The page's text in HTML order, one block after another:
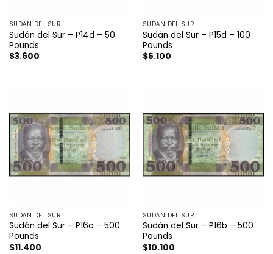
SUDÁN DEL SUR
Sudán del Sur – P14d – 50
Pounds
$3.600
SUDÁN DEL SUR
Sudán del Sur – P15d – 100
Pounds
$5.100
SUDÁN DEL SUR
Sudán del Sur – P16a – 500
Pounds
$11.400
SUDÁN DEL SUR
Sudán del Sur – P16b – 500
Pounds
$10.100